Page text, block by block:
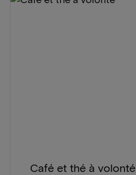
Café et thé à volonté